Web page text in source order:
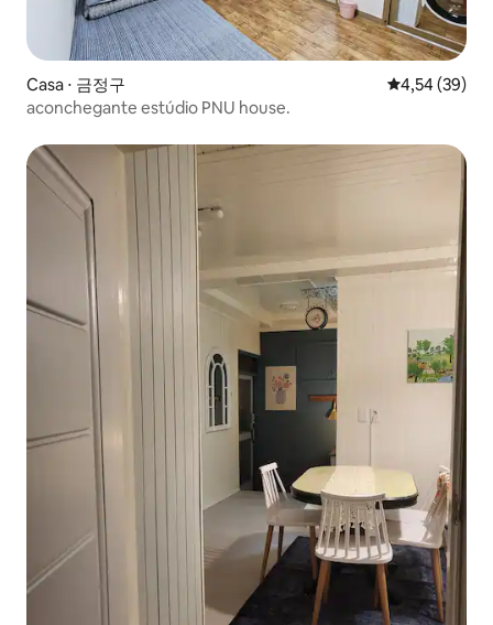
Casa ⋅ 금정구 4,54 de uma
4,54 (39)
aconchegante estúdio PNU house.